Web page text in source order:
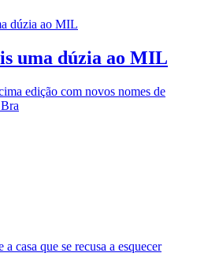
uma dúzia ao MIL
edição com novos nomes de